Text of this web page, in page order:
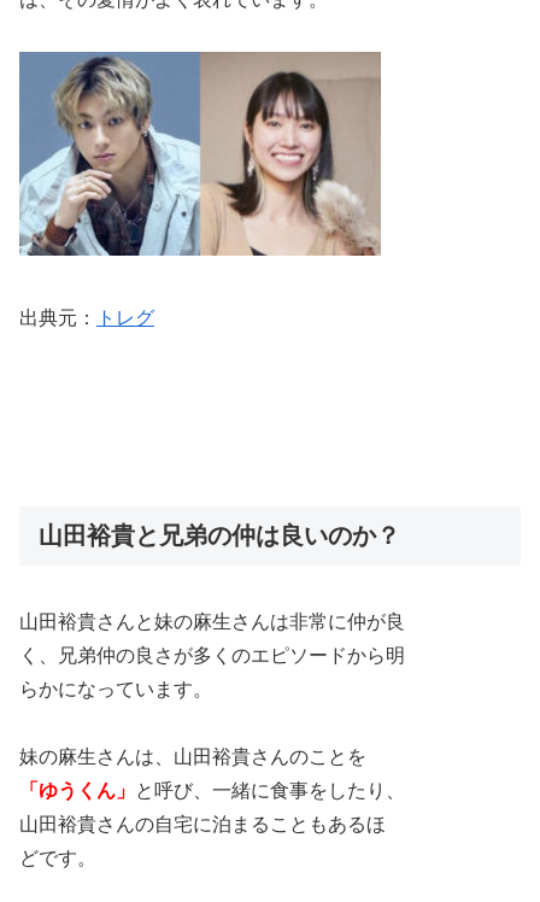
出典元： トレグ
山田裕貴と兄弟の仲は良いのか？
山田裕貴さんと妹の麻生さんは非常に仲が良
く、兄弟仲の良さが多くのエピソードから明
らかになっています。
妹の麻生さんは、山田裕貴さんのことを
「ゆうくん」 と呼び、一緒に食事をしたり、
山田裕貴さんの自宅に泊まることもあるほ
どです。